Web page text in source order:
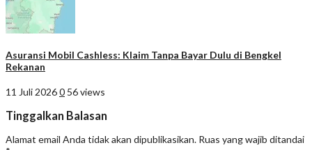
Asuransi Mobil Cashless: Klaim Tanpa Bayar Dulu di Bengkel
Rekanan
11 Juli 20260 56 views
Tinggalkan Balasan
Alamat email Anda tidak akan dipublikasikan. Ruas yang wajib ditandai